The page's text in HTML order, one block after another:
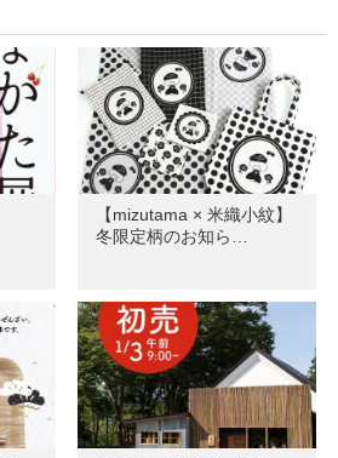
【mizutama × 米織小紋】
冬限定柄のお知ら…